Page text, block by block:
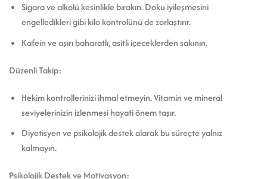
Sigara ve alkolü kesinlikle bırakın. Doku iyileşmesini
engelledikleri gibi kilo kontrolünü de zorlaştırır.
Kafein ve aşırı baharatlı, asitli içeceklerden sakının.
Düzenli Takip:
Hekim kontrollerinizi ihmal etmeyin. Vitamin ve mineral
seviyelerinizin izlenmesi hayati önem taşır.
Diyetisyen ve psikolojik destek alarak bu süreçte yalnız
kalmayın.
Psikolojik Destek ve Motivasyon: